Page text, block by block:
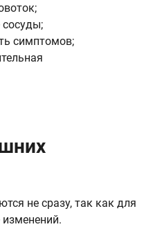
симптомов;
не сразу, так как для
изменений.